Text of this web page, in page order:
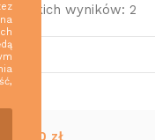
wyników: 2
259,00 zł